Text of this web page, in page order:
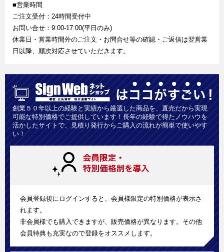
■営業時間
ご注文受付：24時間受付中
お問い合せ：9:00-17:00(平日のみ)
休業日・営業時間外のご注文・お問合せ等の確認・ご返信は翌営業
日以降、順次対応させていただきます。
創業５０年以上の経験と実績から厳選した商品を、直売だから実現
可能な特別価格でご提供しています！長年の経験で得たノウハウを
活かしたサイトで、見積り発行からご購入の流れが簡単で使いやす
い！
会員登録後にログインすると、会員様限定の特別価格が表示さ
れます。
非会員様でも購入できますが、販売価格が異なります。その他
会員特典も充実なので登録をオススメします。